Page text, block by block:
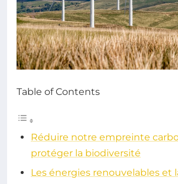
Table of Contents
Réduire notre empreinte
protéger la biodiversité
Les énergies renouvelables et